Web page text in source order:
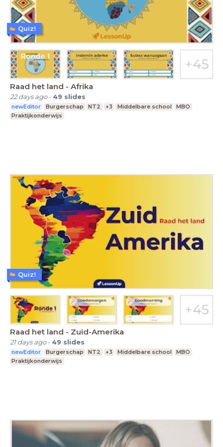
Raad het land - Afrika
22 days ago- 49 slides
newEditor Burgerschap NT2 +3 Middelbare school
MBO
Praktijkonderwijs
Quiz!
Raad het land - Zuid-Amerika
21 days ago- 49 slides
newEditor Burgerschap NT2 +3 Middelbare school
MBO
Praktijkonderwijs
Quiz!